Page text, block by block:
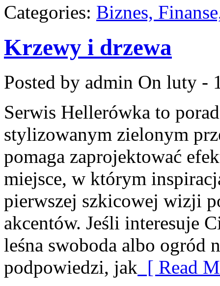
Categories: Biznes,
Krzewy i drzewa
Posted by admin On luty -
Serwis Hellerówka to
stylizowanym zielonym
pomaga zaprojektować
miejsce, w którym
pierwszej szkicowej wizji
akcentów. Jeśli interesuje
leśna swoboda albo ogród
podpowiedzi, jak [ Read